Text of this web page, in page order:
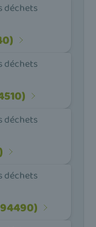
déchets
déchets
déchets
déchets